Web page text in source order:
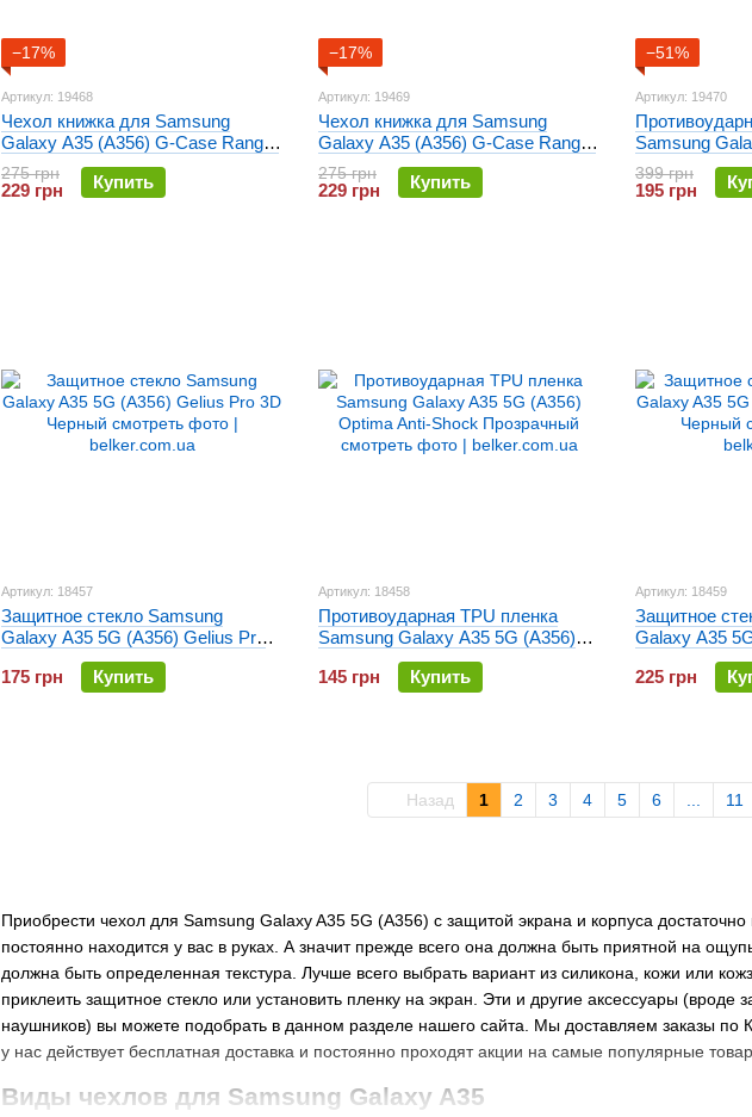
Приобрести чехол для Samsung Galaxy A35 5G (A356) с защитой экрана и корпуса
постоянно находится у вас в руках. А значит прежде всего она должна быть приятной на
должна быть определенная текстура. Лучше всего выбрать вариант из силикона, кожи или
приклеить защитное стекло или установить пленку на экран. Эти и другие аксессуары (вроде
наушников) вы можете подобрать в данном разделе нашего сайта. Мы доставляем заказы
у нас действует бесплатная доставка и постоянно проходят акции на самые популярные
Виды чехлов для Samsung Galaxy A35
−17%
Артикул: 19468
Чехол книжка для Samsung
Galaxy A35 (A356) G-Case Ranger
Бордовый
275 грн
229 грн Купить
−17%
Артикул: 19469
Чехол книжка для Samsung
Galaxy A35 (A356) G-Case Ranger
Серый
275 грн
229 грн Купить
−51%
Артикул: 19470
Samsung
Deexe Terra
399 грн
195 грн
Артикул: 18457
Защитное стекло Samsung
Galaxy A35 5G (A356) Gelius Pro
3D Черное
175 грн
Купить
Артикул: 18458
Противоударная TPU пленка
Samsung Galaxy A35 5G (A356)
Optima Anti-Shock
145 грн
Купить
Артикул: 18459
Защитное
Galaxy A35
5D Черное
225 грн
Назад 1 2 3 4 5 6 11